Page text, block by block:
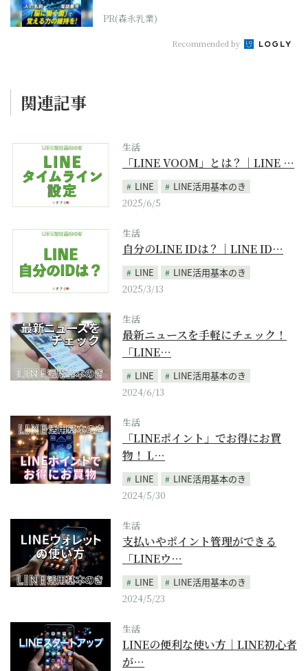
PR(森永乳業)
Recommended by
関連記事
生活
「LINE VOOM」とは？｜LINE …
LINE
LINE活用基本のき
2025/6/5
生活
自分のLINE IDは？｜LINE ID…
LINE
LINE活用基本のき
2025/3/13
生活
最新ニュースを手軽にチェック！
「LINE…
LINE
LINE活用基本のき
2024/6/13
生活
「LINEポイント」でお得にお買
物！ L…
LINE
LINE活用基本のき
2024/5/30
生活
支払いやポイント管理ができる
「LINEウ…
LINE
LINE活用基本のき
2024/5/23
生活
LINEの便利な使い方｜LINE初心者
が…